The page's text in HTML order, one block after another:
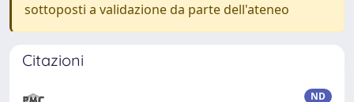
sottoposti a validazione da parte dell'ateneo
Citazioni
ND